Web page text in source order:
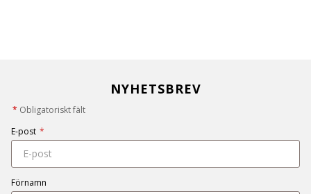
NYHETSBREV
* Obligatoriskt fält
E-post *
Förnamn